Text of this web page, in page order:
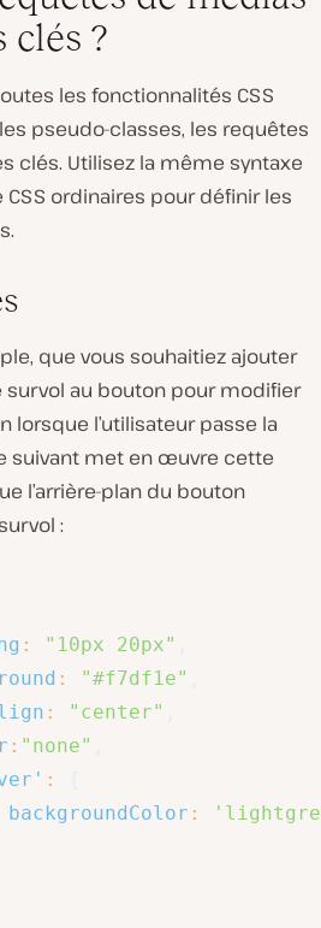
clés ?
les fonctionnalités CSS
pseudo-classes, les requêtes
clés. Utilisez la même syntaxe
ordinaires pour définir les
que vous souhaitiez ajouter
survol au bouton pour modifier
lorsque l’utilisateur passe la
suivant met en œuvre cette
l’arrière-plan du bouton
:
: "10px 20px"
: "#f7df1e"
: "center"
: "none"
:
backgroundColor :